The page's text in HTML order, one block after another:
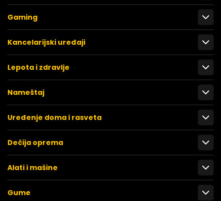
Gaming
Kancelarijski uređaji
Lepota i zdravlje
Nameštaj
Uređenje doma i rasveta
Dečija oprema
Alati i mašine
Gume